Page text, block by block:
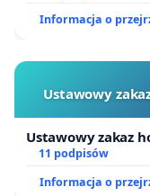
Informacja o
Ustawowy
Ustawowy zakaz
11 podpisów
Informacja o